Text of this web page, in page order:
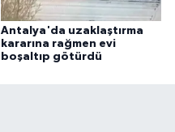
Antalya'da uzaklaştırma
kararına rağmen evi
boşaltıp götürdü